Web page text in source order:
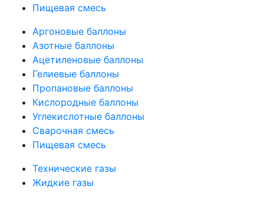
Пищевая смесь
Аргоновые баллоны
Азотные баллоны
Ацетиленовые баллоны
Гелиевые баллоны
Пропановые баллоны
Кислородные баллоны
Углекислотные баллоны
Сварочная смесь
Пищевая смесь
Технические газы
Жидкие газы